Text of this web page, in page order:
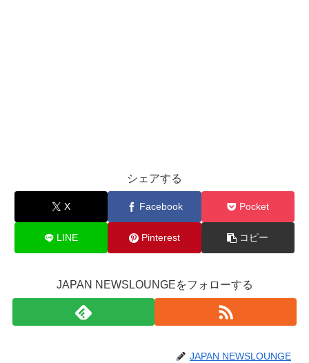
シェアする
X Facebook Pocket
LINE Pinterest コピー
JAPAN NEWSLOUNGEをフォローする
JAPAN NEWSLOUNGE